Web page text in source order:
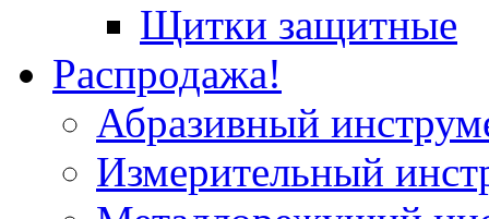
Щитки защитные
Распродажа!
Абразивный
Измерительный